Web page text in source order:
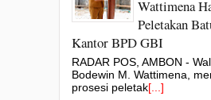
Wattimena
Peletakan
Kantor BPD GBI
RADAR POS, AMBON -
Bodewin M. Wattimena,
prosesi peletak[...]